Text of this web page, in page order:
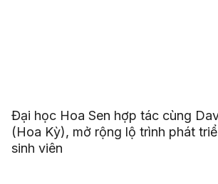
Đại học Hoa Sen hợp tác cùng
(Hoa Kỳ), mở rộng lộ trình phát
sinh viên